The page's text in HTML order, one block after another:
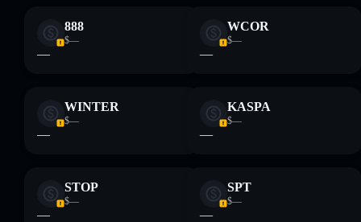
888
$—
—
WCOR
$—
—
WINTER
$—
—
KASPA
$—
—
STOP
$—
—
SPT
$—
—